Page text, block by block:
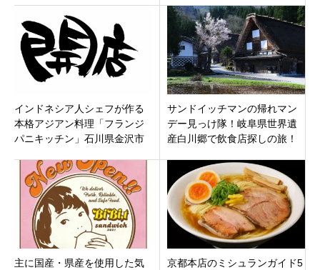
インドネシア人シェフが作る
本格アジアン料理「フランジ
パニキッチン」石川県金沢市
サンドイッチマンの帰れマン
デー見っけ隊！岐阜県世界遺
産白川郷で飲食店探しの旅！
ー槙野
主に国産・県産を使用した気
京都本店のミシュランガイド5